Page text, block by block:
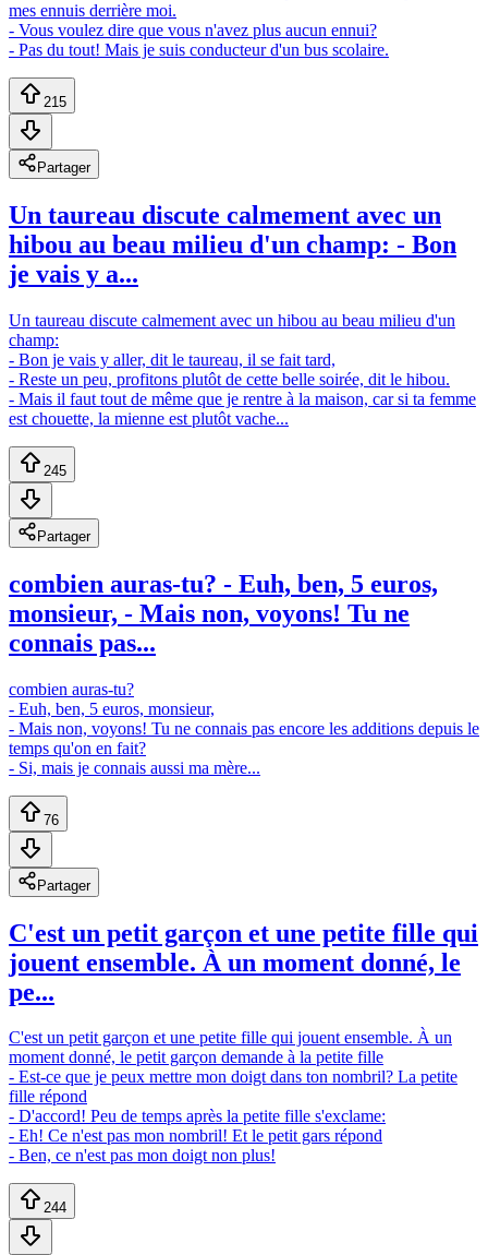
mes ennuis derrière moi.
- Vous voulez dire que vous n'avez plus aucun ennui?
- Pas du tout! Mais je suis conducteur d'un bus scolaire.
215
Partager
Un taureau discute calmement avec un
hibou au beau milieu d'un champ: - Bon
je vais y a...
Un taureau discute calmement avec un hibou au beau milieu d'un
champ:
- Bon je vais y aller, dit le taureau, il se fait tard,
- Reste un peu, profitons plutôt de cette belle soirée, dit le hibou.
- Mais il faut tout de même que je rentre à la maison, car si ta femme
est chouette, la mienne est plutôt vache...
245
Partager
combien auras-tu? - Euh, ben, 5 euros,
monsieur, - Mais non, voyons! Tu ne
connais pas...
combien auras-tu?
- Euh, ben, 5 euros, monsieur,
- Mais non, voyons! Tu ne connais pas encore les additions depuis le
temps qu'on en fait?
- Si, mais je connais aussi ma mère...
76
Partager
C'est un petit garçon et une petite fille qui
jouent ensemble. À un moment donné, le
pe...
C'est un petit garçon et une petite fille qui jouent ensemble. À un
moment donné, le petit garçon demande à la petite fille
- Est-ce que je peux mettre mon doigt dans ton nombril? La petite
fille répond
- D'accord! Peu de temps après la petite fille s'exclame:
- Eh! Ce n'est pas mon nombril! Et le petit gars répond
- Ben, ce n'est pas mon doigt non plus!
244